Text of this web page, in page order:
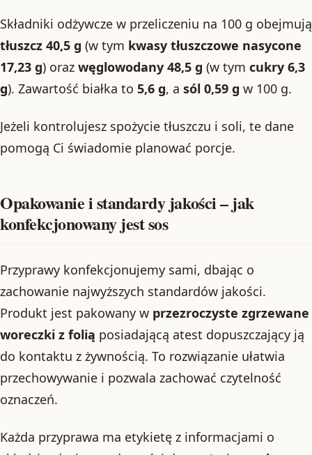
Składniki odżywcze w przeliczeniu na 100 g obejmują
tłuszcz 40,5 g (w tym kwasy tłuszczowe nasycone
17,23 g) oraz węglowodany 48,5 g (w tym cukry 6,3
g). Zawartość białka to 5,6 g, a sól 0,59 g w 100 g.
Jeżeli kontrolujesz spożycie tłuszczu i soli, te dane
pomogą Ci świadomie planować porcje.
Opakowanie i standardy jakości – jak
konfekcjonowany jest sos
Przyprawy konfekcjonujemy sami, dbając o
zachowanie najwyższych standardów jakości.
Produkt jest pakowany w przezroczyste zgrzewane
woreczki z folią posiadającą atest dopuszczający ją
do kontaktu z żywnością. To rozwiązanie ułatwia
przechowywanie i pozwala zachować czytelność
oznaczeń.
Każda przyprawa ma etykietę z informacjami o